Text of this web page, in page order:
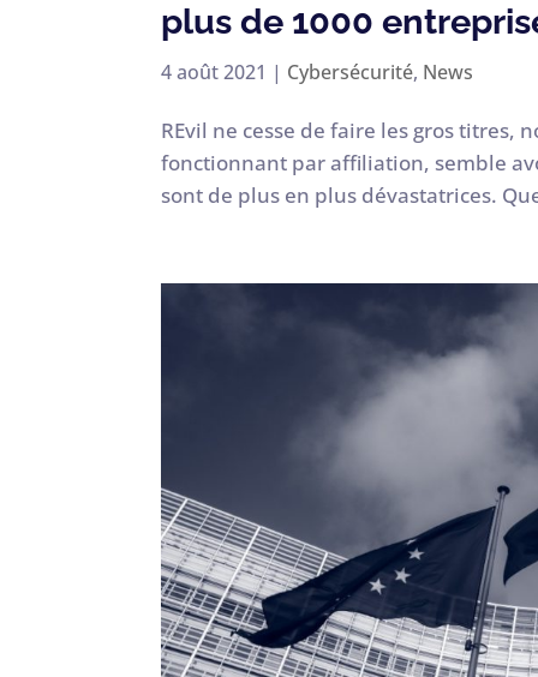
plus de 1000
4 août 2021 | Cybersécurité, News
REvil ne cesse de faire les gros titres,
fonctionnant par affiliation, semble
sont de plus en plus dévastatrices.